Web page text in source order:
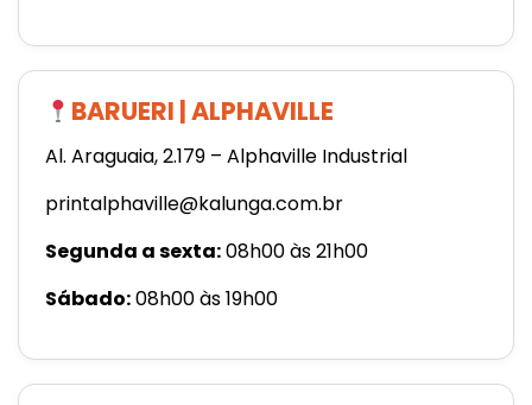
BARUERI | ALPHAVILLE
Al. Araguaia, 2.179 – Alphaville Industrial
printalphaville@kalunga.com.br
Segunda a sexta:08h00 às 21h00
Sábado:08h00 às 19h00